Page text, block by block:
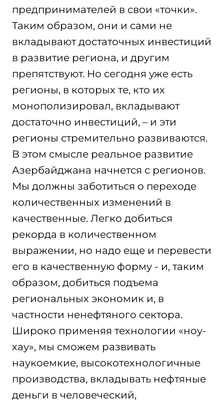
предпринимателей в свои «точки».
Таким образом, они и сами не
вкладывают достаточных инвестиций
в развитие региона, и другим
препятствуют. Но сегодня уже есть
регионы, в которых те, кто их
монополизировал, вкладывают
достаточно инвестиций, – и эти
регионы стремительно развиваются.
В этом смысле реальное развитие
Азербайджана начнется с регионов.
Мы должны заботиться о переходе
количественных изменений в
качественные. Легко добиться
рекорда в количественном
выражении, но надо еще и перевести
его в качественную форму - и, таким
образом, добиться подъема
региональных экономик и, в
частности ненефтяного сектора.
Широко применяя технологии «ноу-
хау», мы сможем развивать
наукоемкие, высокотехнологичные
производства, вкладывать нефтяные
деньги в человеческий,